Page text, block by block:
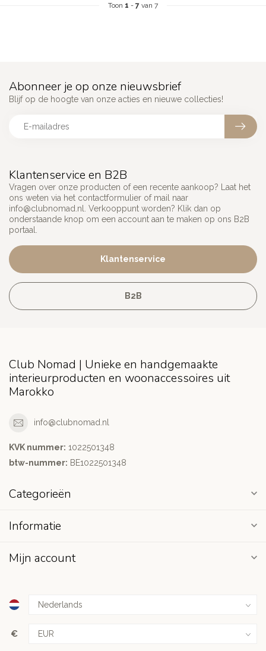
Toon 1 - 7 van 7
Klantenservice en B2B
Vragen over onze producten of een recente aankoop? Laat het
ons weten via het contactformulier of mail naar
info@clubnomad.nl
. Verkooppunt worden? Klik dan op
onderstaande knop om een account aan te maken op ons B2B
portaal.
Klantenservice
B2B
Abonneer je op onze nieuwsbrief
Blijf op de hoogte van onze acties en nieuwe collecties!
Club Nomad | Unieke en handgemaakte
interieurproducten en woonaccessoires uit
Marokko
info@clubnomad.nl
KVK nummer: 1022501348
btw-nummer: BE1022501348
Categorieën
Informatie
Mijn account
€